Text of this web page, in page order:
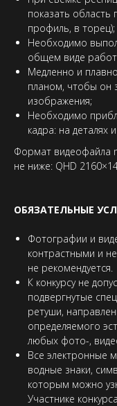
показать область
профиль, в торец);
Необходимо
общем виде
Медленно и
планом, чтобы он
изображения;
Необходимо
кадра: на
Формат видеофайла
не ниже: QHD
ОБЯЗАТЕЛЬНЫЕ
Фотографии и
контрастными и
не рекомендуется.
К конкурсу не
подвергнутые
ретуши,
определяемого
любых фото-,
Все электронные
водные знаки,
которым можно
Участнике конкурса.